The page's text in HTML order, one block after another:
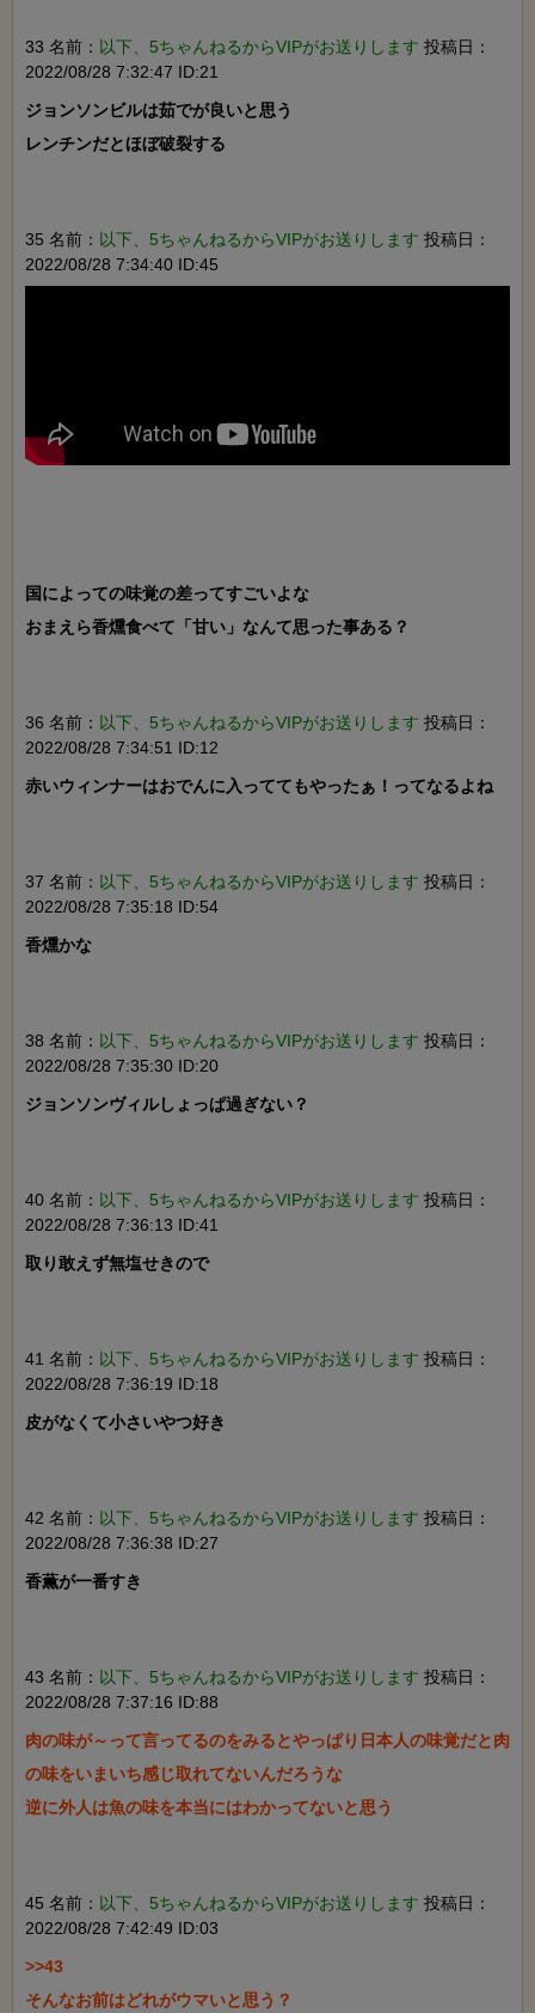
33 名前： 以下、5ちゃんねるからVIPがお送りします 投稿日：
2022/08/28 7:32:47 ID:21
ジョンソンビルは茹でが良いと思う
レンチンだとほぼ破裂する
35 名前： 以下、5ちゃんねるからVIPがお送りします 投稿日：
2022/08/28 7:34:40 ID:45
国によっての味覚の差ってすごいよな
おまえら香燻食べて「甘い」なんて思った事ある？
36 名前： 以下、5ちゃんねるからVIPがお送りします 投稿日：
2022/08/28 7:34:51 ID:12
赤いウィンナーはおでんに入っててもやったぁ！ってなるよね
37 名前： 以下、5ちゃんねるからVIPがお送りします 投稿日：
2022/08/28 7:35:18 ID:54
香燻かな
38 名前： 以下、5ちゃんねるからVIPがお送りします 投稿日：
2022/08/28 7:35:30 ID:20
ジョンソンヴィルしょっぱ過ぎない？
40 名前： 以下、5ちゃんねるからVIPがお送りします 投稿日：
2022/08/28 7:36:13 ID:41
取り敢えず無塩せきので
41 名前： 以下、5ちゃんねるからVIPがお送りします 投稿日：
2022/08/28 7:36:19 ID:18
皮がなくて小さいやつ好き
42 名前： 以下、5ちゃんねるからVIPがお送りします 投稿日：
2022/08/28 7:36:38 ID:27
香薫が一番すき
43 名前： 以下、5ちゃんねるからVIPがお送りします 投稿日：
2022/08/28 7:37:16 ID:88
肉の味が～って言ってるのをみるとやっぱり日本人の味覚だと肉
の味をいまいち感じ取れてないんだろうな
逆に外人は魚の味を本当にはわかってないと思う
45 名前： 以下、5ちゃんねるからVIPがお送りします 投稿日：
2022/08/28 7:42:49 ID:03
>>43
そんなお前はどれがウマいと思う？